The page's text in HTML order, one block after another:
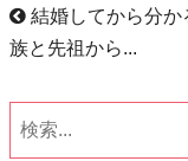
結婚してから分か
族と先祖から...